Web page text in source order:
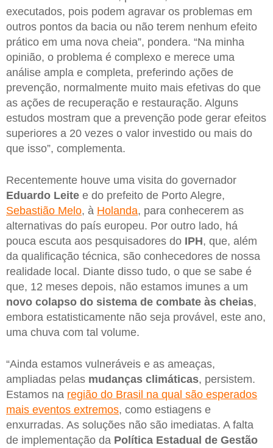
executados, pois podem agravar os problemas em
outros pontos da bacia ou não terem nenhum efeito
prático em uma nova cheia”, pondera. “Na minha
opinião, o problema é complexo e merece uma
análise ampla e completa, preferindo ações de
prevenção, normalmente muito mais efetivas do que
as ações de recuperação e restauração. Alguns
estudos mostram que a prevenção pode gerar efeitos
superiores a 20 vezes o valor investido ou mais do
que isso”, complementa.
Recentemente houve uma visita do governador
Eduardo Leite e do prefeito de Porto Alegre,
Sebastião Melo, à Holanda, para conhecerem as
alternativas do país europeu. Por outro lado, há
pouca escuta aos pesquisadores do IPH, que, além
da qualificação técnica, são conhecedores de nossa
realidade local. Diante disso tudo, o que se sabe é
que, 12 meses depois, não estamos imunes a um
novo colapso do sistema de combate às cheias,
embora estatisticamente não seja provável, este ano,
uma chuva com tal volume.
“Ainda estamos vulneráveis e as ameaças,
ampliadas pelas mudanças climáticas, persistem.
Estamos na região do Brasil na qual são esperados
mais eventos extremos, como estiagens e
enxurradas. As soluções não são imediatas. A falta
de implementação da Política Estadual de Gestão